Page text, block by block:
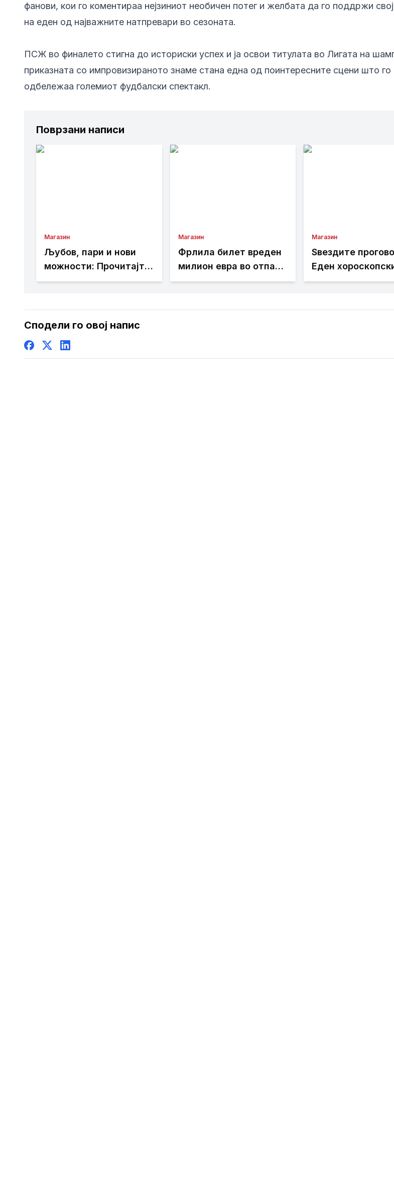
фанови, кои го коментираа нејзиниот необичен потег и желбата да го поддржи
на еден од најважните натпревари во сезоната.
ПСЖ во финалето стигна до историски успех и ја освои титулата во Лигата на
приказната со импровизираното знаме стана една од поинтересните сцени што го
одбележаа големиот фудбалски спектакл.
Поврзани написи
Магазин
Љубов, пари и нови
можности: Прочитајте
го денешниот
Магазин
Фрлила билет вреден
милион евра во отпад,
комуналците
Магазин
Ѕвездите
Еден
денес ќе биде
Сподели го овој напис